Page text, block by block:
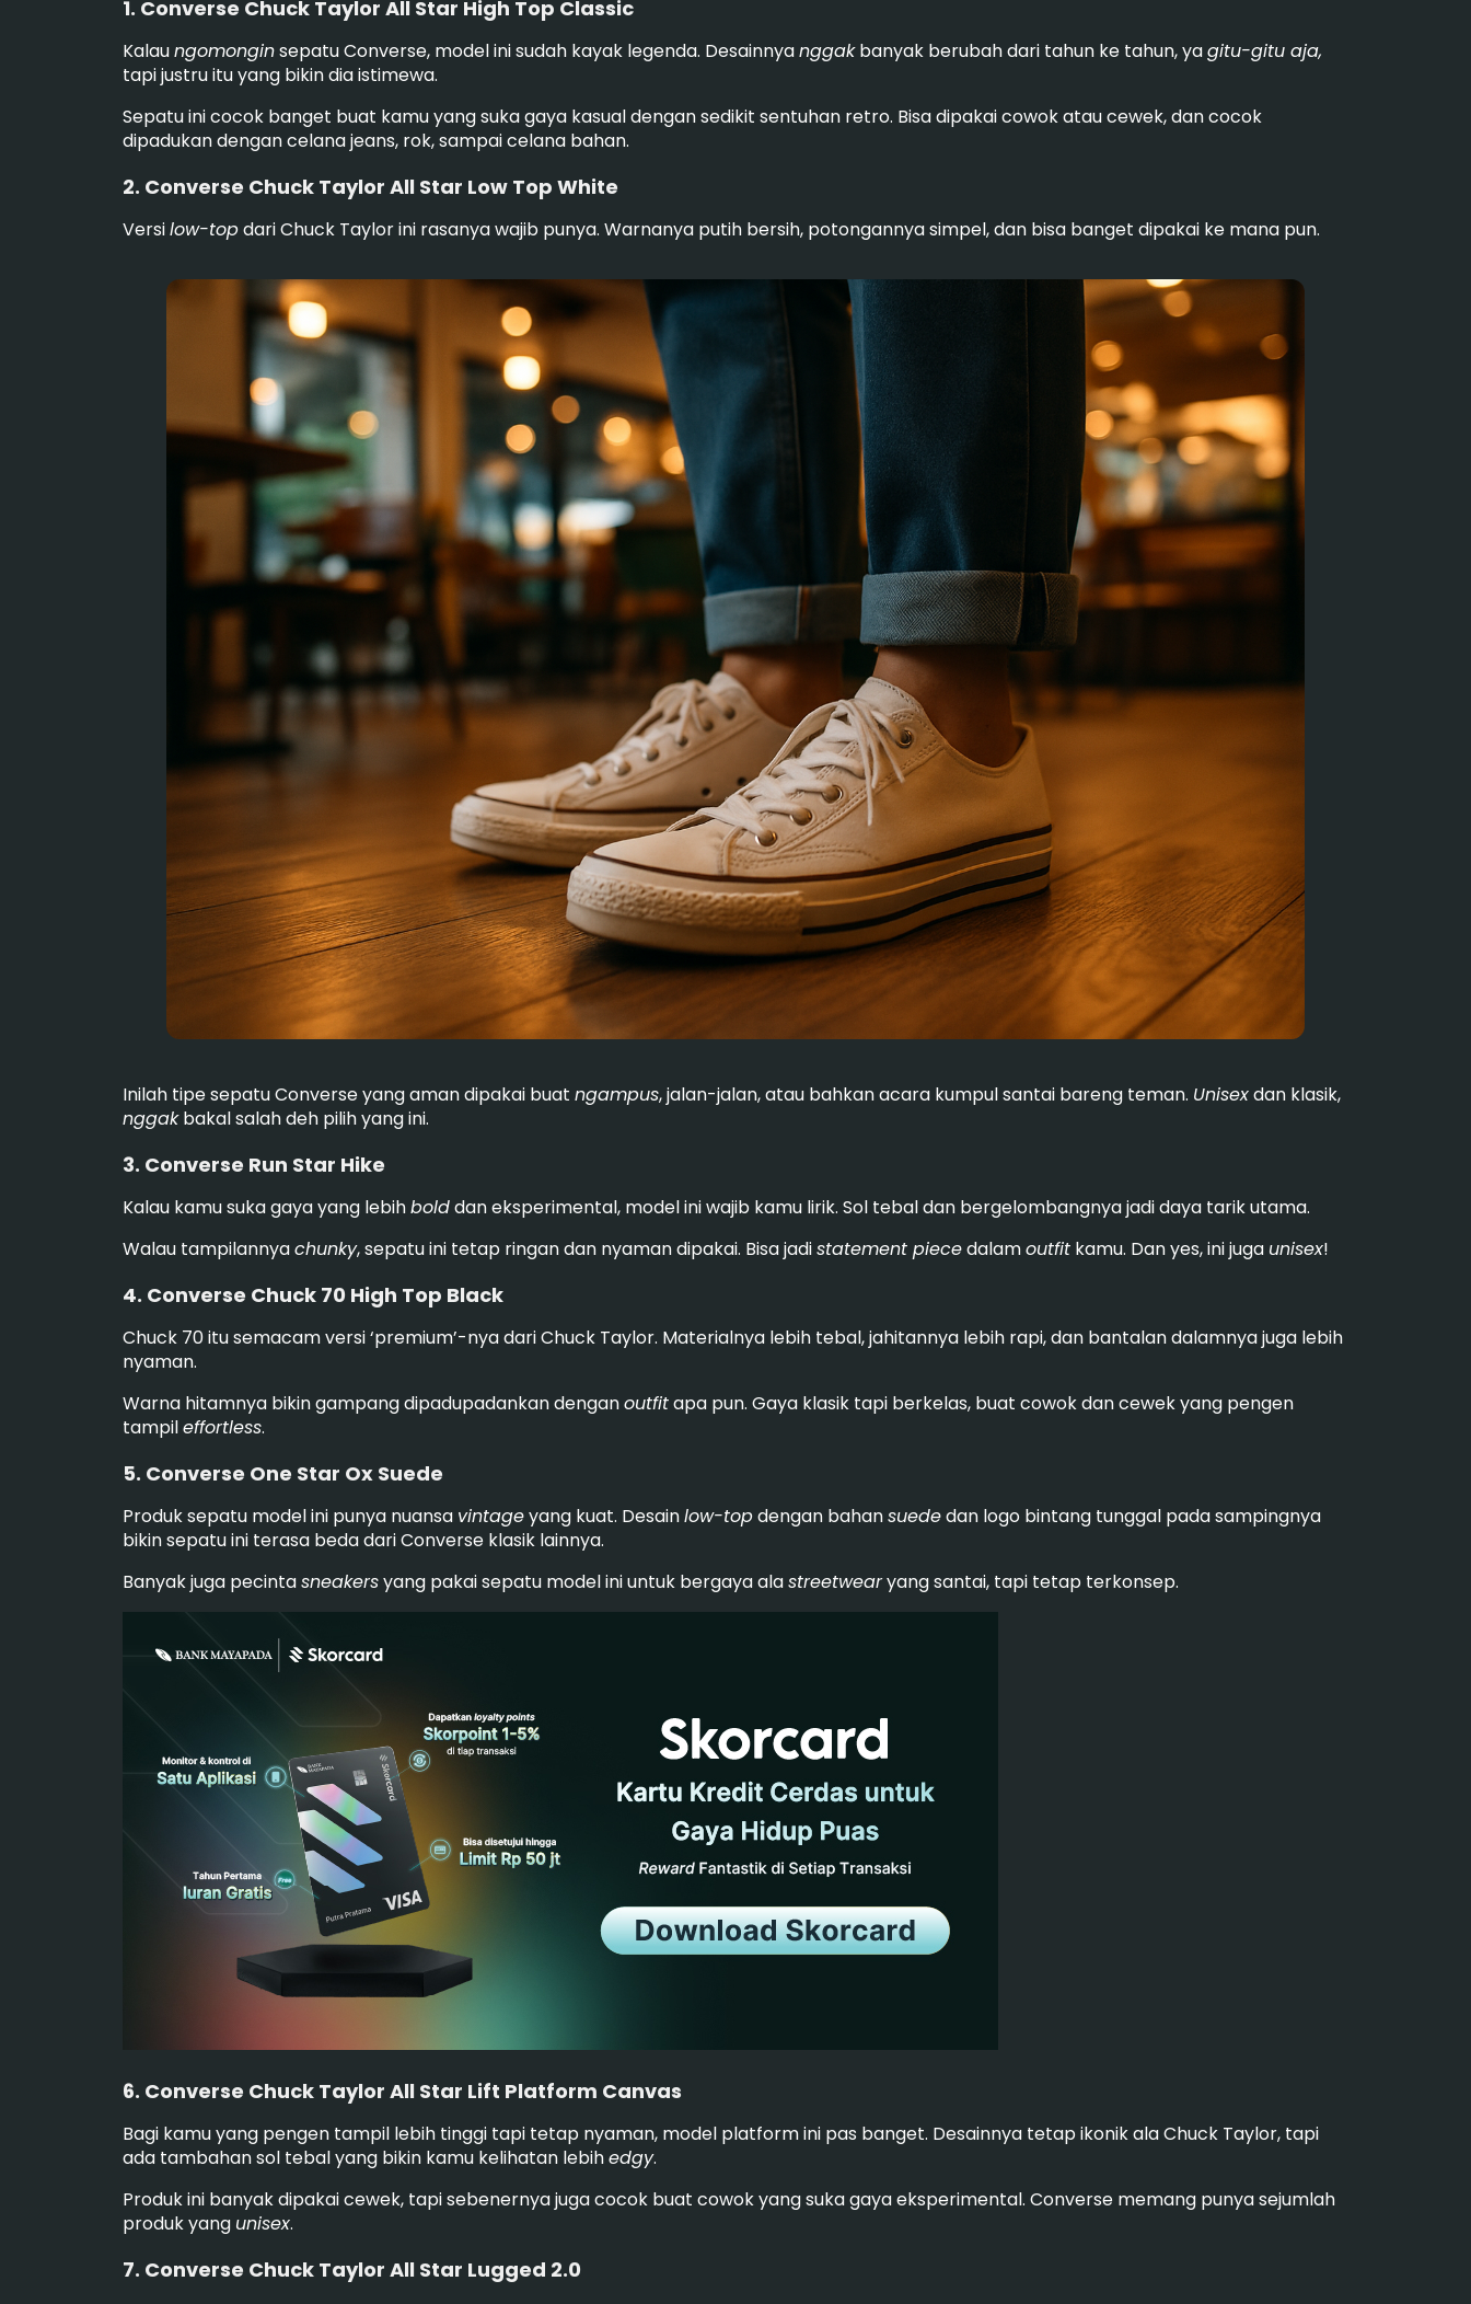
1. Converse Chuck Taylor All Star High Top Classic
Kalaungomonginsepatu Converse, model ini sudah kayak legenda. Desainnyanggakbanyak berubah dari tahun ke tahun, yagitu-gitu aja,
tapi justru itu yang bikin dia istimewa.
Sepatu ini cocok banget buat kamu yang suka gaya kasual dengan sedikit sentuhan retro. Bisa dipakai cowok atau cewek, dan cocok
dipadukan dengan celana jeans, rok, sampai celana bahan.
2. Converse Chuck Taylor All Star Low Top White
Versilow-topdari Chuck Taylor ini rasanya wajib punya. Warnanya putih bersih, potongannya simpel, dan bisa banget dipakai ke mana pun.
Inilah tipe sepatu Converse yang aman dipakai buat ngampus, jalan-jalan, atau bahkan acara kumpul santai bareng teman. Unisexdan klasik,
nggakbakal salah deh pilih yang ini.
3. Converse Run Star Hike
Kalau kamu suka gaya yang lebihbolddan eksperimental, model ini wajib kamu lirik. Sol tebal dan bergelombangnya jadi daya tarik utama.
Walau tampilannyachunky, sepatu ini tetap ringan dan nyaman dipakai. Bisa jadistatement piecedalamoutfit kamu. Dan yes, ini juga unisex!
4. Converse Chuck 70 High Top Black
Chuck 70 itu semacam versi ‘premium’-nya dari Chuck Taylor. Materialnya lebih tebal, jahitannya lebih rapi, dan bantalan dalamnya juga lebih
nyaman.
Warna hitamnya bikin gampang dipadupadankan denganoutfitapa pun. Gaya klasik tapi berkelas, buat cowok dan cewek yang pengen
tampileffortless.
5. Converse One Star Ox Suede
Produk sepatu model ini punya nuansa vintageyang kuat. Desainlow-topdengan bahansuededan logo bintang tunggal pada sampingnya
bikin sepatu ini terasa beda dari Converse klasik lainnya.
Banyak juga pecintasneakersyang pakai sepatu model ini untuk bergaya alastreetwearyang santai, tapi tetap terkonsep.
6. Converse Chuck Taylor All Star Lift Platform Canvas
Bagi kamu yang pengen tampil lebih tinggi tapi tetap nyaman, model platform ini pas banget. Desainnya tetap ikonik ala Chuck Taylor, tapi
ada tambahan sol tebal yang bikin kamu kelihatan lebihedgy.
Produk ini banyak dipakai cewek, tapi sebenernya juga cocok buat cowok yang suka gaya eksperimental. Converse memang punya sejumlah
produk yang unisex.
7. Converse Chuck Taylor All Star Lugged 2.0